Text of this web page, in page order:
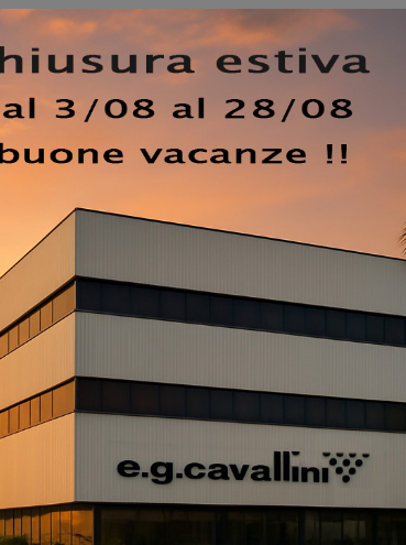
design con ante battenti troverai anche il
design. Contattaci e ottieni informazioni su un
zona notte potendo usufruire di mobili
con maniglia Deluxe di Sangiacomo
tua casa come l'hai sempre immaginata.
battenti di Sangiacomo, è simbolo di